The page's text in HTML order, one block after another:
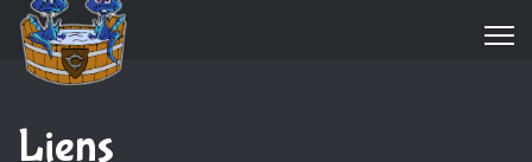
Liens